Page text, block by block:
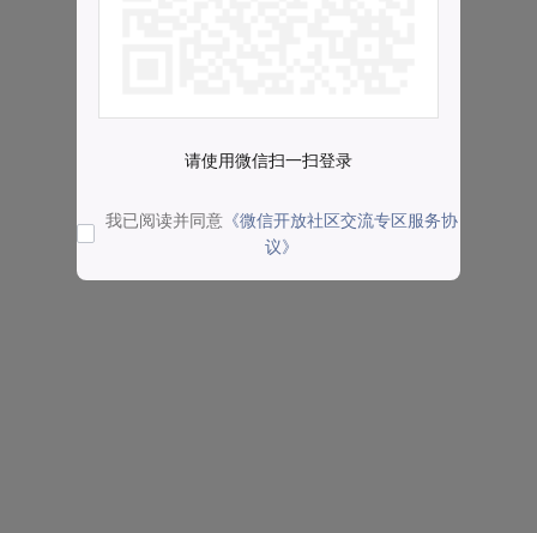
请使用微信扫一扫登录
我已阅读并同意 《微信开放社区交流专区服务协
议》